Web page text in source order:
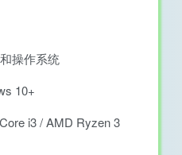
操作系统
10+
i3 / AMD Ryzen 3